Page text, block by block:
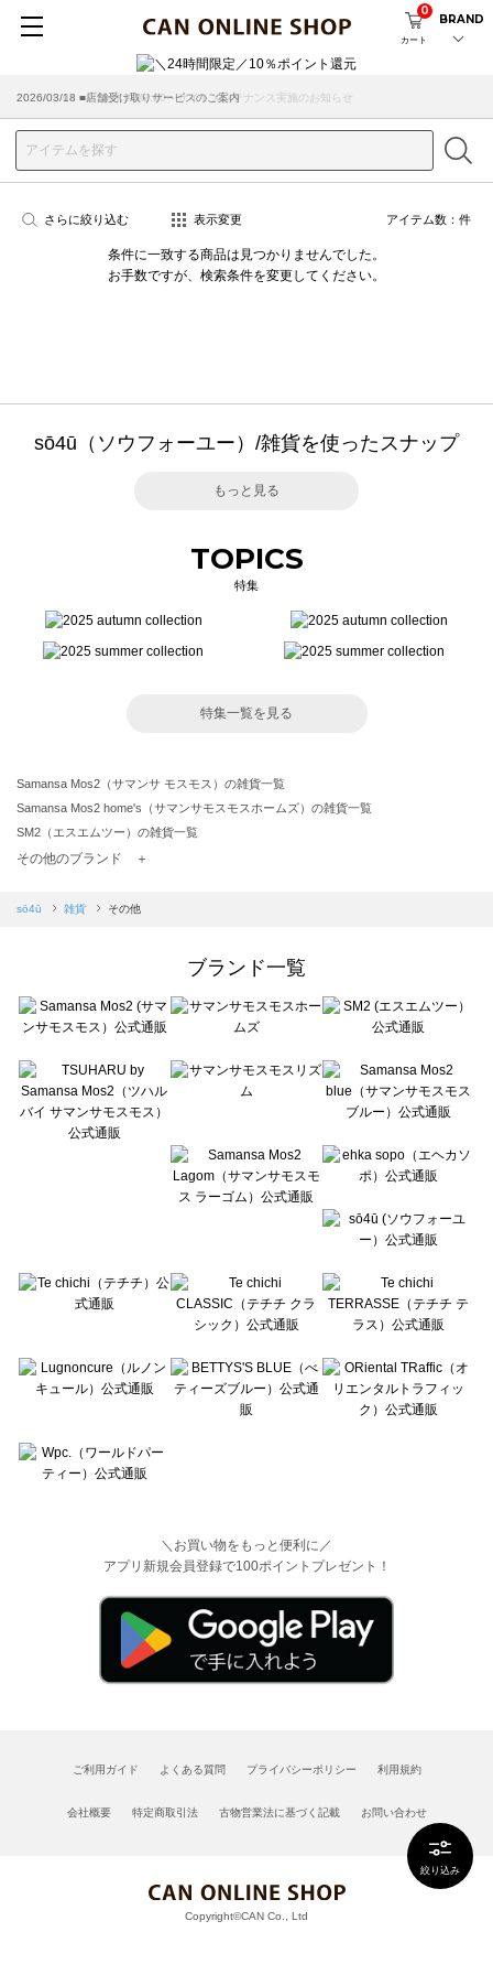
カート
0
BRAND
2026/08/04 ■8/13(木)AM2:00～サイトメンテナンス実施のお知らせ
2026/03/18 ■店舗受け取りサービスのご案内
絞り込み
さらに絞り込む 表示変更 アイテム数： 件
条件に一致する商品は見つかりませんでした。
お手数ですが、検索条件を変更してください。
sō4ū（ソウフォーユー）/雑貨を使ったスナップ
もっと見る
TOPICS
特集
特集一覧を見る
Samansa Mos2（サマンサ モスモス）の雑貨一覧
Samansa Mos2 home's（サマンサモスモスホームズ）の雑貨一覧
SM2（エスエムツー）の雑貨一覧
TSUHARU by Samansa Mos2（ツハルバイサマンサモスモス）の雑貨一覧
Samansa Mos2 blue（サマンサモスモス ブルー）の雑貨一覧
sō4ū（ソウフォーユー）の雑貨一覧
Te chichi（テチチ）の雑貨一覧
Te chichi CLASSIC（テチチ クラシック）の雑貨一覧
Lugnoncure（ルノンキュール）の雑貨一覧
BETTY'S BLUE（べティーズブルー）の雑貨一覧
Wpc.（ワールドパーティー）の雑貨一覧
その他のブランド ＋
sō4ū 雑貨 その他
ブランド一覧
＼お買い物をもっと便利に／
アプリ新規会員登録で100ポイントプレゼント！
ご利用ガイド よくある質問 プライバシーポリシー 利用規約
会社概要 特定商取引法 古物営業法に基づく記載 お問い合わせ
Copyright©CAN Co., Ltd